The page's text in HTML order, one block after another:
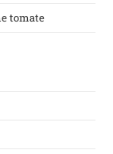
tomate